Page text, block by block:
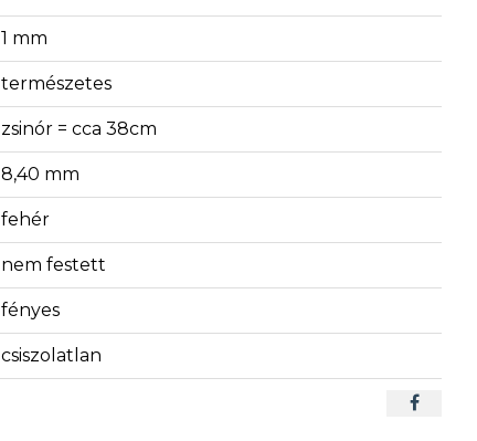
1 mm
természetes
zsinór = cca 38cm
8,40 mm
fehér
nem festett
fényes
csiszolatlan